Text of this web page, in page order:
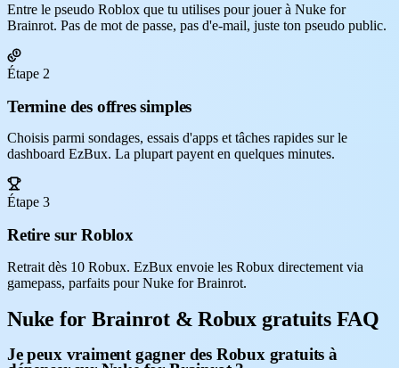
Entre le pseudo Roblox que tu utilises pour jouer à Nuke for
Brainrot. Pas de mot de passe, pas d'e-mail, juste ton pseudo public.
Étape 2
Termine des offres simples
Choisis parmi sondages, essais d'apps et tâches rapides sur le
dashboard EzBux. La plupart payent en quelques minutes.
Étape 3
Retire sur Roblox
Retrait dès 10 Robux. EzBux envoie les Robux directement via
gamepass, parfaits pour Nuke for Brainrot.
Nuke for Brainrot & Robux gratuits FAQ
Je peux vraiment gagner des Robux gratuits à